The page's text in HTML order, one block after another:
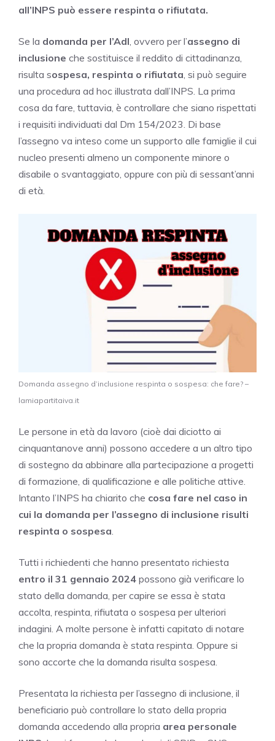
all’INPS può essere respinta o rifiutata.
Se la domanda per l’AdI , ovvero per l’assegno di
inclusione che sostituisce il reddito di cittadinanza,
risulta sospesa, respinta o rifiutata , si può seguire
una procedura ad hoc illustrata dall’INPS. La prima
cosa da fare, tuttavia, è controllare che siano rispettati
i requisiti individuati dal Dm 154/2023. Di base
l’assegno va inteso come un supporto alle famiglie il cui
nucleo presenti almeno un componente minore o
disabile o svantaggiato, oppure con più di sessant’anni
di età.
Domanda assegno d’inclusione respinta o sospesa: che fare? –
lamiapartitaiva.it
Le persone in età da lavoro (cioè dai diciotto ai
cinquantanove anni) possono accedere a un altro tipo
di sostegno da abbinare alla partecipazione a progetti
di formazione, di qualificazione e alle politiche attive.
Intanto l’INPS ha chiarito che cosa fare nel caso in
cui la domanda per l’assegno di inclusione risulti
respinta o sospesa.
Tutti i richiedenti che hanno presentato richiesta
entro il 31 gennaio 2024 possono già verificare lo
stato della domanda, per capire se essa è stata
accolta, respinta, rifiutata o sospesa per ulteriori
indagini. A molte persone è infatti capitato di notare
che la propria domanda è stata respinta. Oppure si
sono accorte che la domanda risulta sospesa.
Presentata la richiesta per l’assegno di inclusione, il
beneficiario può controllare lo stato della propria
domanda accedendo alla propria area personale